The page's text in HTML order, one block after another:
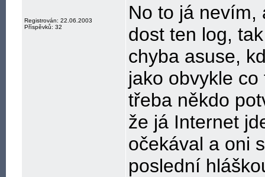
Registrován: 22.06.2003
Příspěvků: 32
No to já nevím,
dost ten log,
chyba asuse,
jako obvykle
třeba někdo
že já Internet
očekával a oni
poslední